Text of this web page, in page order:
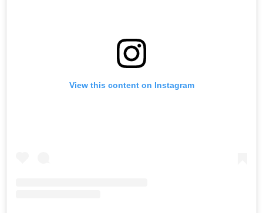
View this content on Instagram